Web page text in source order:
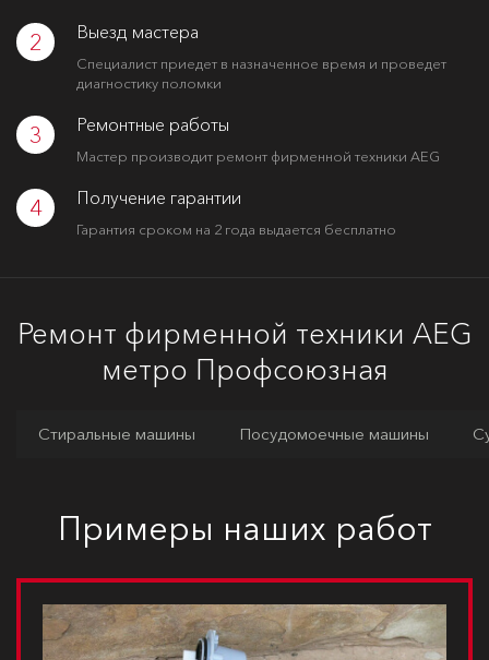
2 Выезд мастера
Специалист приедет в назначенное время и проведет
диагностику поломки
3 Ремонтные работы
Мастер производит ремонт фирменной техники AEG
4 Получение гарантии
Гарантия сроком на 2 года выдается бесплатно
Ремонт фирменной техники AEG
метро Профсоюзная
Стиральные машины Посудомоечные машины
Примеры наших работ